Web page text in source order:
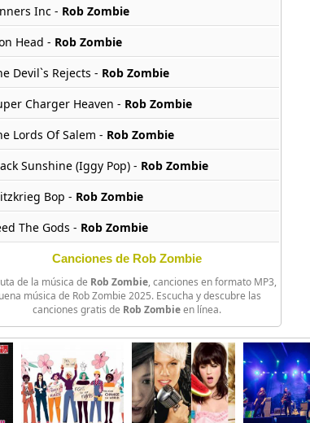
Inc - Rob Zombie
Head - Rob Zombie
Devil`s Rejects - Rob Zombie
Charger Heaven - Rob Zombie
Lords Of Salem - Rob Zombie
Sunshine (Iggy Pop) - Rob Zombie
Bop - Rob Zombie
The Gods - Rob Zombie
Gonna Stop -Rob Zombie
Scorpion Sleeps - Rob Zombie
Her Down To Crippletown -
Of It All -
Rob Zombie
Transmissions Pt 1 -Rob Zombie
In The Blood - Rob Zombie
Canciones de Rob Zombie
de la música de Rob Zombie, canciones en formato MP3,
música de Rob Zombie 2025. Escucha y descubre las
canciones gratis de Rob Zombieen línea.